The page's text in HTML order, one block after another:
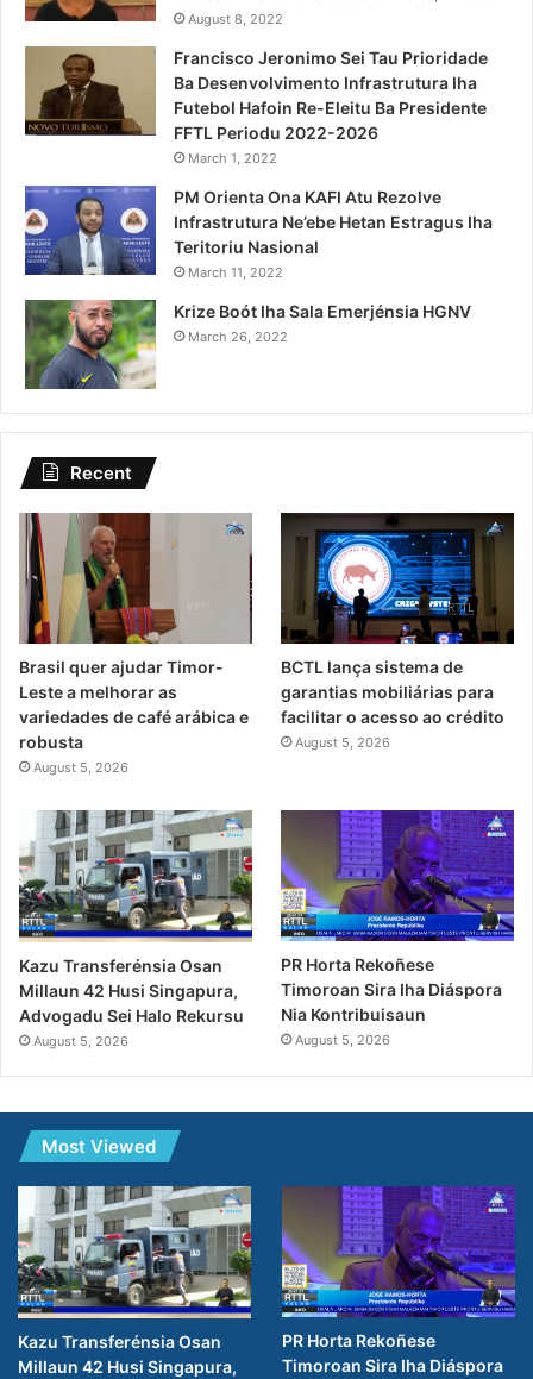
August 8, 2022
Francisco Jeronimo Sei Tau Prioridade
Ba Desenvolvimento Infrastrutura Iha
Futebol Hafoin Re-Eleitu Ba Presidente
FFTL Periodu 2022-2026
March 1, 2022
PM Orienta Ona KAFI Atu Rezolve
Infrastrutura Ne’ebe Hetan Estragus Iha
Teritoriu Nasional
March 11, 2022
Krize Boót Iha Sala Emerjénsia HGNV
March 26, 2022
Recent
Brasil quer ajudar Timor-
Leste a melhorar as
variedades de café arábica e
robusta
August 5, 2026
BCTL lança sistema de
garantias mobiliárias para
facilitar o acesso ao crédito
August 5, 2026
Kazu Transferénsia Osan
Millaun 42 Husi Singapura,
Advogadu Sei Halo Rekursu
August 5, 2026
PR Horta Rekoñese
Timoroan Sira Iha Diáspora
Nia Kontribuisaun
August 5, 2026
Most Viewed
Kazu Transferénsia Osan
Millaun 42 Husi Singapura,
PR Horta Rekoñese
Timoroan Sira Iha Diáspora